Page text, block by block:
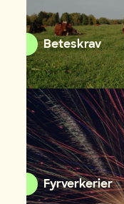
Beteskrav
Fyrverkerier